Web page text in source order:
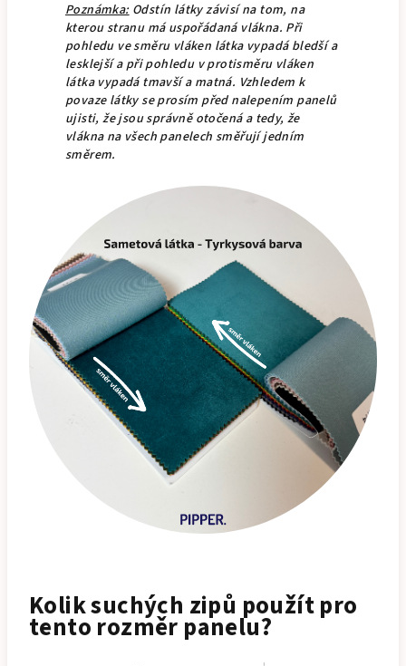
Poznámka:Odstín látky závisí na tom, na
kterou stranu má uspořádaná vlákna. Při
pohledu ve směru vláken látka vypadá bledší a
lesklejší a při pohledu v protisměru vláken
látka vypadá tmavší a matná. Vzhledem k
povaze látky se prosím před nalepením panelů
ujisti, že jsou správně otočená a tedy, že
vlákna na všech panelech směřují jedním
směrem.
Kolik suchých zipů použít pro
tento rozměr panelu?